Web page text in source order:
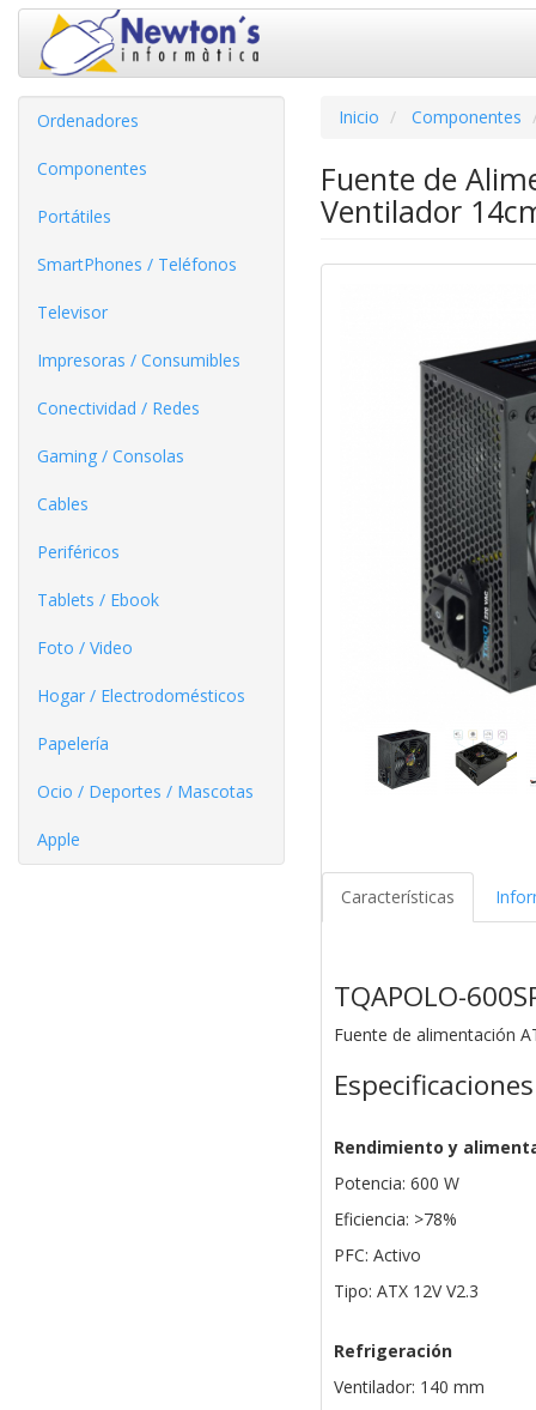
Ordenadores
Componentes
Portátiles
SmartPhones / Teléfonos
Televisor
Impresoras / Consumibles
Conectividad / Redes
Gaming / Consolas
Cables
Periféricos
Tablets / Ebook
Foto / Video
Hogar / Electrodomésticos
Papelería
Ocio / Deportes / Mascotas
Apple
Inicio Componentes
Fuente de
Ventilador
Características
TQAPOLO-
Fuente de alimentación
Especificaciones
Rendimiento y
Potencia: 600 W
Eficiencia: >78%
PFC: Activo
Tipo: ATX 12V V2.3
Refrigeración
Ventilador: 140 mm